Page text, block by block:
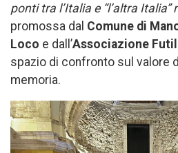
ponti tra l’Italia e “l’altra Italia”
promossa dal Comune di
Loco e dall’Associazione
spazio di confronto sul valore
memoria.